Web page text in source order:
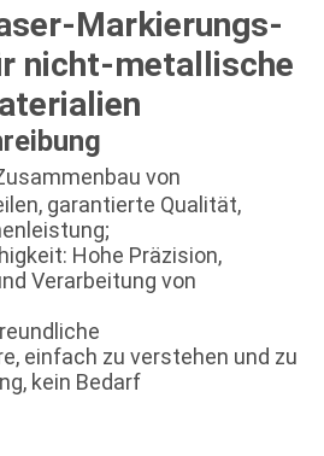
Markierungs-
nicht-metallische
von
garantierte Qualität,
Hohe Präzision,
Verarbeitung von
einfach zu verstehen und zu
kein Bedarf